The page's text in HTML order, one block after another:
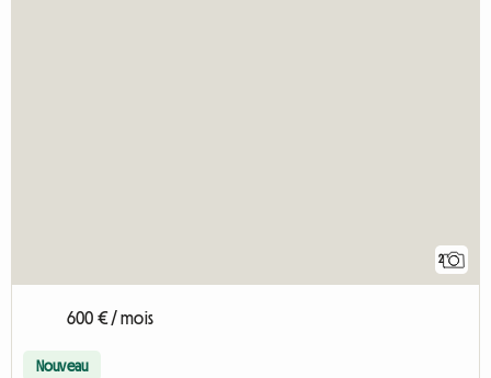
2
600 € / mois
Nouveau